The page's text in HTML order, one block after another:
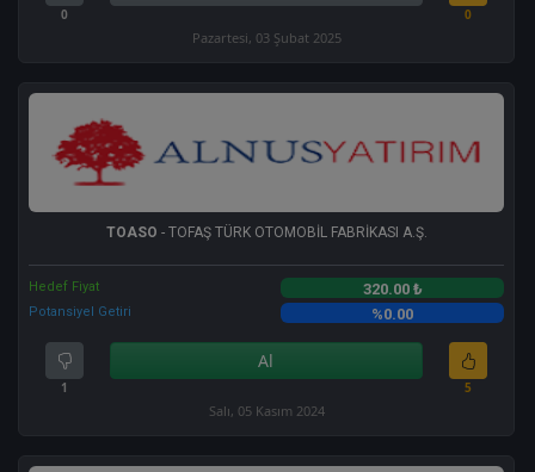
0 0
Pazartesi, 03 Şubat 2025
TOASO - TOFAŞ TÜRK OTOMOBİL FABRİKASI A.Ş.
Hedef Fiyat 320.00 ₺
Potansiyel Getiri %0.00
1
Al
5
Salı, 05 Kasım 2024